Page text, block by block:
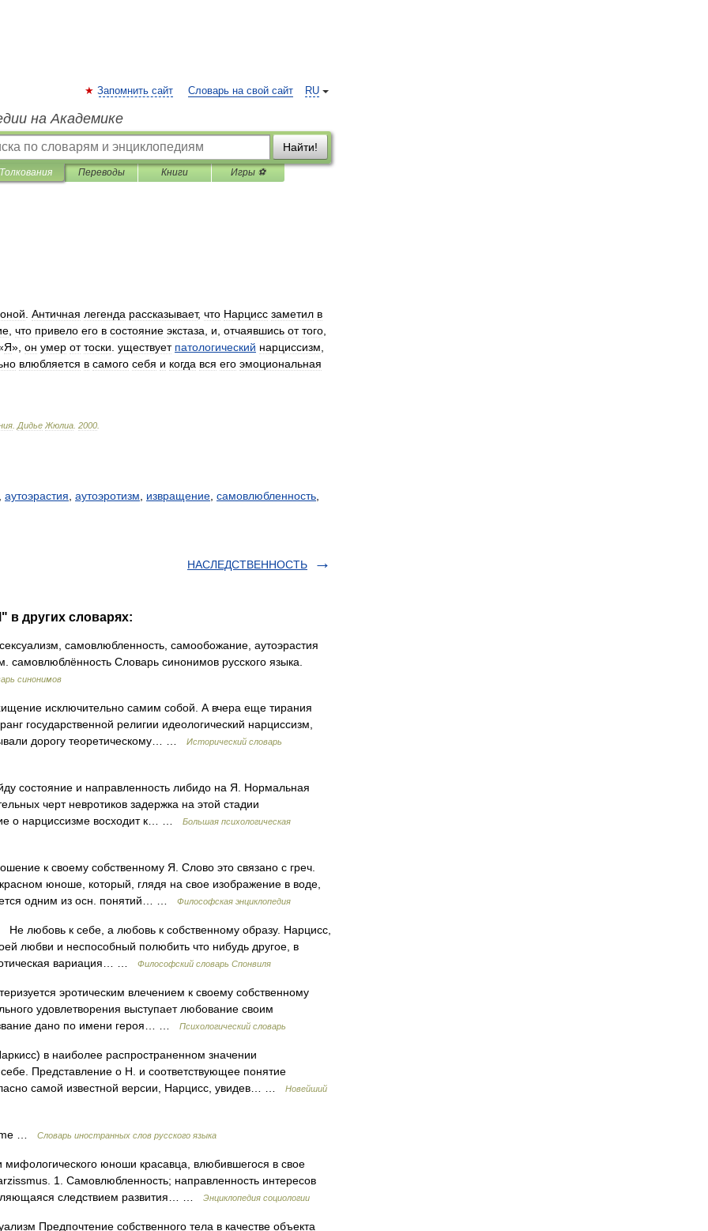
RU
Запомнить сайт Словарь на свой сайт
на Академике
Найти!
Толкования Переводы Книги Игры ⚽
Античная легенда рассказывает, что Нарцисс заметил в
что привело его в состояние экстаза и отчаявшись от того
Я», он умер от тоски уществует патологический нарциссизм
влюбляется в самого себя и когда вся его эмоциональная
Дидье Жюлиа 2000
аутоэрастия аутоэротизм извращение самовлюбленность
НАСЛЕДСТВЕННОСТЬ
других словарях:
самовлюбленность, самообожание, аутоэрастия
самовлюблённость Словарь синонимов русского языка.
синонимов
исключительно самим собой. А вчера еще тирания
государственной религии идеологический нарциссизм,
дорогу теоретическому… …
Исторический словарь
состояние и направленность либидо на Я. Нормальная
черт невротиков задержка на этой стадии
о нарциссизме восходит к… …
Большая психологическая
к своему собственному Я. Слово это связано с греч.
юноше, который, глядя на свое изображение в воде,
одним из осн. понятий… …
Философская энциклопедия
любовь к себе, а любовь к собственному образу. Нарцисс,
любви и неспособный полюбить что нибудь другое, в
вариация… …
Философский словарь Спонвиля
эротическим влечением к своему собственному
удовлетворения выступает любование своим
дано по имени героя… …
Психологический словарь
в наиболее распространенном значении
Представление о Н. и соответствующее понятие
самой известной версии, Нарцисс, увидев… …
Новейший
… Словарь иностранных слов русского языка
юноши красавца, влюбившегося в свое
1. Самовлюбленность; направленность интересов
следствием развития… …
Энциклопедия социологии
Предпочтение собственного тела в качестве объекта